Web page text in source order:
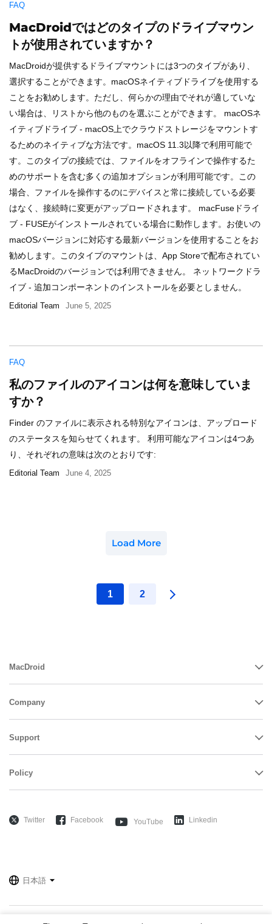
FAQ
MacDroidではどのタイプのドライブマウン
トが使用されていますか？
MacDroidが提供するドライブマウントには3つのタイプがあり、
選択することができます。macOSネイティブドライブを使用する
ことをお勧めします。ただし、何らかの理由でそれが適していな
い場合は、リストから他のものを選ぶことができます。 macOSネ
イティブドライブ - macOS上でクラウドストレージをマウントす
るためのネイティブな方法です。macOS 11.3以降で利用可能で
す。このタイプの接続では、ファイルをオフラインで操作するた
めのサポートを含む多くの追加オプションが利用可能です。この
場合、ファイルを操作するのにデバイスと常に接続している必要
はなく、接続時に変更がアップロードされます。 macFuseドライ
ブ - FUSEがインストールされている場合に動作します。お使いの
macOSバージョンに対応する最新バージョンを使用することをお
勧めします。このタイプのマウントは、App Storeで配布されてい
るMacDroidのバージョンでは利用できません。 ネットワークドラ
イブ - 追加コンポーネントのインストールを必要としません。
Editorial Team June 5, 2025
FAQ
私のファイルのアイコンは何を意味していま
すか？
Finder のファイルに表示される特別なアイコンは、アップロード
のステータスを知らせてくれます。 利用可能なアイコンは4つあ
り、それぞれの意味は次のとおりです:
Editorial Team June 4, 2025
Load More
1 2
MacDroid
Company
Support
Policy
Twitter Facebook YouTube Linkedin
日本語